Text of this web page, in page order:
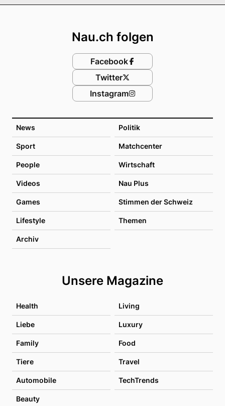
News Politik
Sport Matchcenter
People Wirtschaft
Videos Nau Plus
Games Stimmen der Schweiz
Lifestyle Themen
Archiv
Unsere Magazine
Health Living
Liebe Luxury
Family Food
Tiere Travel
Automobile TechTrends
Beauty
Nau.ch folgen
Facebook
Twitter
Instagram